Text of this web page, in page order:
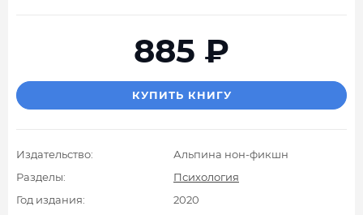
885 ₽
КУПИТЬ КНИГУ
Издательство:
Альпина нон-фикшн
Разделы:
Психология
Год издания:
2020